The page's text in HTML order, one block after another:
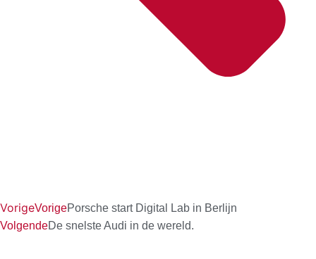
VorigeVorigePorsche start Digital Lab in Berlijn
VolgendeDe snelste Audi in de wereld.